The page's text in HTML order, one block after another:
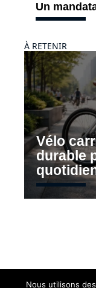
Un
À RETENIR
Vélo
durable
Nous utilisons